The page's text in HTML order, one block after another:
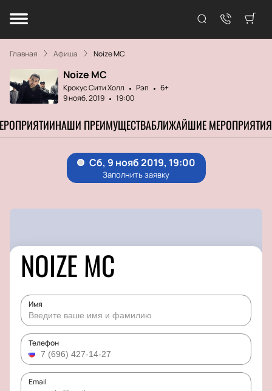
Главная Афиша Noize MC
Noize MC
Крокус Сити Холл Рэп
6+
9 нояб. 2019
19:00
НАШИ ПРЕИМУЩЕСТВАБЛИЖАЙШИЕ МЕРОПРИЯТИЯ
NOIZE MC
Имя
Телефон
Email